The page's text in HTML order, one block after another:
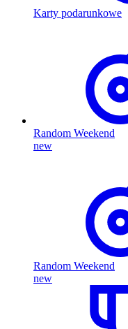
Karty podarunkowe
Random Weekend
new
Random Weekend
new